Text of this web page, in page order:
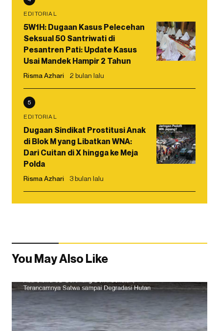
EDITORIAL
5W1H: Dugaan Kasus Pelecehan
Seksual 50 Santriwati di
Pesantren Pati: Update Kasus
Usai Mandek Hampir 2 Tahun
Risma Azhari 2 bulan lalu
5
EDITORIAL
Dugaan Sindikat Prostitusi Anak
di Blok M yang Libatkan WNA:
Dari Cuitan di X hingga ke Meja
Polda
Risma Azhari 3 bulan lalu
You May Also Like